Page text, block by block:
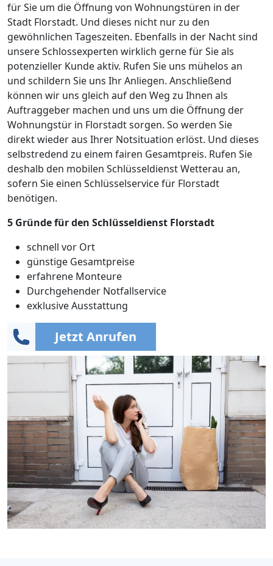
für Sie um die Öffnung von Wohnungstüren in der
Stadt Florstadt. Und dieses nicht nur zu den
gewöhnlichen Tageszeiten. Ebenfalls in der Nacht sind
unsere Schlossexperten wirklich gerne für Sie als
potenzieller Kunde aktiv. Rufen Sie uns mühelos an
und schildern Sie uns Ihr Anliegen. Anschließend
können wir uns gleich auf den Weg zu Ihnen als
Auftraggeber machen und uns um die Öffnung der
Wohnungstür in Florstadt sorgen. So werden Sie
direkt wieder aus Ihrer Notsituation erlöst. Und dieses
selbstredend zu einem fairen Gesamtpreis. Rufen Sie
deshalb den mobilen Schlüsseldienst Wetterau an,
sofern Sie einen Schlüsselservice für Florstadt
benötigen.
5 Gründe für den Schlüsseldienst Florstadt
schnell vor Ort
günstige Gesamtpreise
erfahrene Monteure
Durchgehender Notfallservice
exklusive Ausstattung
Jetzt Anrufen